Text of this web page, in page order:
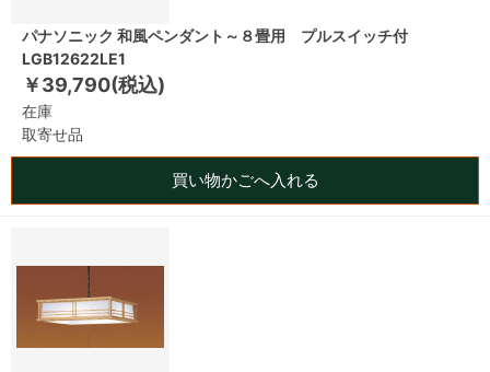
パナソニック 和風ペンダント～８畳用 プルスイッチ付
LGB12622LE1
￥39,790(税込)
在庫
取寄せ品
買い物かごへ入れる